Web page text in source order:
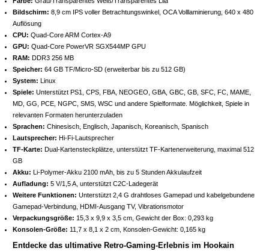
Bildschirm: 8,9 cm IPS voller Betrachtungswinkel, OCA Volllaminierung, 640 x 480
Auflösung
CPU: Quad-Core ARM Cortex-A9
GPU: Quad-Core PowerVR SGX544MP GPU
RAM: DDR3 256 MB
Speicher: 64 GB TF/Micro-SD (erweiterbar bis zu 512 GB)
System: Linux
Spiele: Unterstützt PS1, CPS, FBA, NEOGEO, GBA, GBC, GB, SFC, FC, MAME,
MD, GG, PCE, NGPC, SMS, WSC und andere Spielformate. Möglichkeit, Spiele in
relevanten Formaten herunterzuladen
Sprachen: Chinesisch, Englisch, Japanisch, Koreanisch, Spanisch
Lautsprecher: Hi-Fi-Lautsprecher
TF-Karte: Dual-Kartensteckplätze, unterstützt TF-Kartenerweiterung, maximal 512
GB
Akku: Li-Polymer-Akku 2100 mAh, bis zu 5 Stunden Akkulaufzeit
Aufladung: 5 V/1,5 A, unterstützt C2C-Ladegerät
Weitere Funktionen: Unterstützt 2,4 G drahtloses Gamepad und kabelgebundene
Gamepad-Verbindung, HDMI-Ausgang TV, Vibrationsmotor
Verpackungsgröße: 15,3 x 9,9 x 3,5 cm, Gewicht der Box: 0,293 kg
Konsolen-Größe: 11,7 x 8,1 x 2 cm, Konsolen-Gewicht: 0,165 kg
Entdecke das ultimative Retro-Gaming-Erlebnis im Hookain